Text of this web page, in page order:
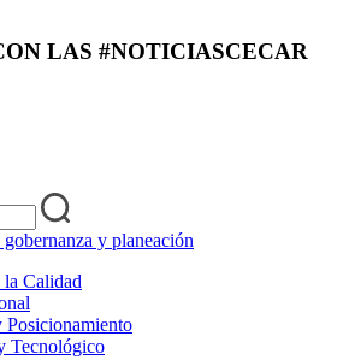
LAS #NOTICIASCECAR
y planeación
la Calidad
Posicionamiento
Tecnológico